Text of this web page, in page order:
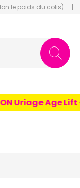
le poids du colis) |
Uriage Age Lift -